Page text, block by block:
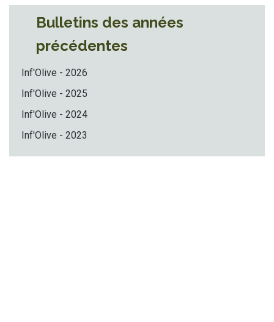
Bulletins des années
précédentes
Inf'Olive - 2026
Inf'Olive - 2025
Inf'Olive - 2024
Inf'Olive - 2023